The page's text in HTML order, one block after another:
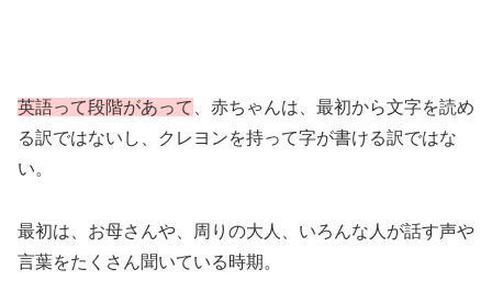
英語って段階があって
、赤ちゃんは、最初から文字を読め
る訳ではないし、クレヨンを持って字が書ける訳ではな
い。
最初は、お母さんや、周りの大人、いろんな人が話す声や
言葉をたくさん聞いている時期。